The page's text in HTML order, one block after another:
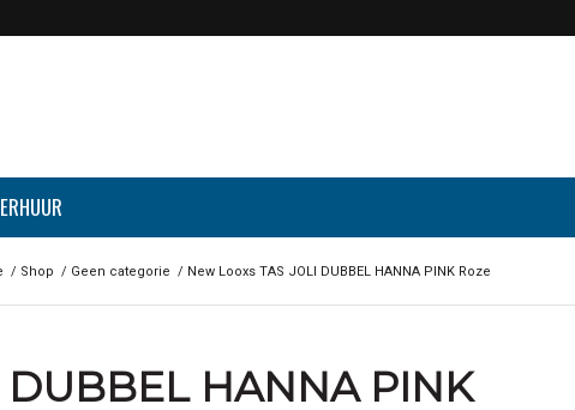
/ Shop / Geen categorie / New Looxs TAS JOLI DUBBEL HANNA PINK Roze
HANNA PINK